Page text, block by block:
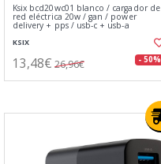
Ksix bcd20wc01 blanco / cargador de
red eléctrica 20w / gan / power
delivery + pps / usb-c + usb-a
KSIX
13,48€ 26,96€ - 50%